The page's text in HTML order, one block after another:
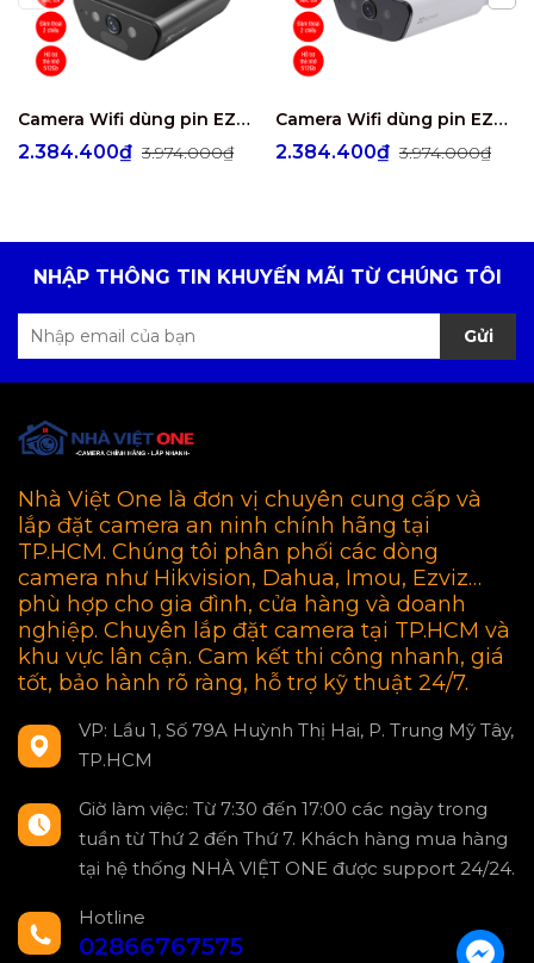
Camera Wifi dùng pin EZVIZ EB5 4K 8MP
2.384.400₫ 3.974.000₫
Camera Wifi dùng pin EZVIZ CB5 4K
2.384.400₫ 3.974.000₫
NHẬP THÔNG TIN KHUYẾN MÃI TỪ CHÚNG TÔI
Gửi
Nhà Việt One là đơn vị chuyên cung cấp và
lắp đặt camera an ninh chính hãng tại
TP.HCM. Chúng tôi phân phối các dòng
camera như Hikvision, Dahua, Imou, Ezviz…
phù hợp cho gia đình, cửa hàng và doanh
nghiệp. Chuyên lắp đặt camera tại TP.HCM và
khu vực lân cận. Cam kết thi công nhanh, giá
tốt, bảo hành rõ ràng, hỗ trợ kỹ thuật 24/7.
VP: Lầu 1, Số 79A Huỳnh Thị Hai, P. Trung Mỹ Tây,
TP.HCM
Giờ làm việc: Từ 7:30 đến 17:00 các ngày trong
tuần từ Thứ 2 đến Thứ 7. Khách hàng mua hàng
tại hệ thống NHÀ VIỆT ONE được support 24/24.
Hotline
02866767575